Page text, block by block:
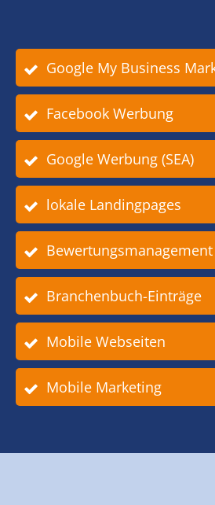
Google My Business
Facebook Werbung
Google Werbung (SEA)
lokale Landingpages
Bewertungsmanagement
Branchenbuch-Einträge
Mobile Webseiten
Mobile Marketing